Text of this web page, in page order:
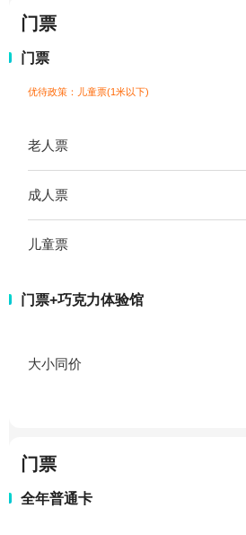
门票
门票
优待政策：儿童票(1米以下)
老人票
成人票
儿童票
门票+巧克力体验馆
大小同价
门票
全年普通卡